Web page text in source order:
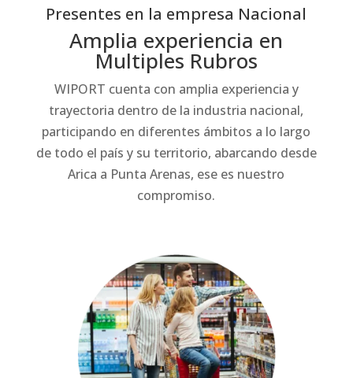
Presentes en la empresa Nacional
Amplia experiencia en
Multiples Rubros
WIPORT cuenta con amplia experiencia y
trayectoria dentro de la industria nacional,
participando en diferentes ámbitos a lo largo
de todo el país y su territorio, abarcando desde
Arica a Punta Arenas, ese es nuestro
compromiso.